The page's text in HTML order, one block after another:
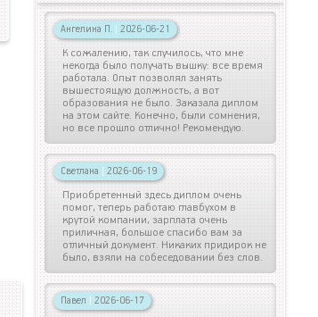
Ангелина П. | 2026-06-21
К сожалению, так случилось, что мне
некогда было получать вышку: все время
работала. Опыт позволял занять
вышестоящую должность, а вот
образования не было. Заказала диплом
на этом сайте. Конечно, были сомнения,
но все прошло отлично! Рекомендую.
Светлана | 2026-06-19
Приобретенный здесь диплом очень
помог, теперь работаю главбухом в
крутой компании, зарплата очень
приличная, большое спасибо вам за
отличный документ. Никаких придирок не
было, взяли на собеседовании без слов.
Павел | 2026-06-17